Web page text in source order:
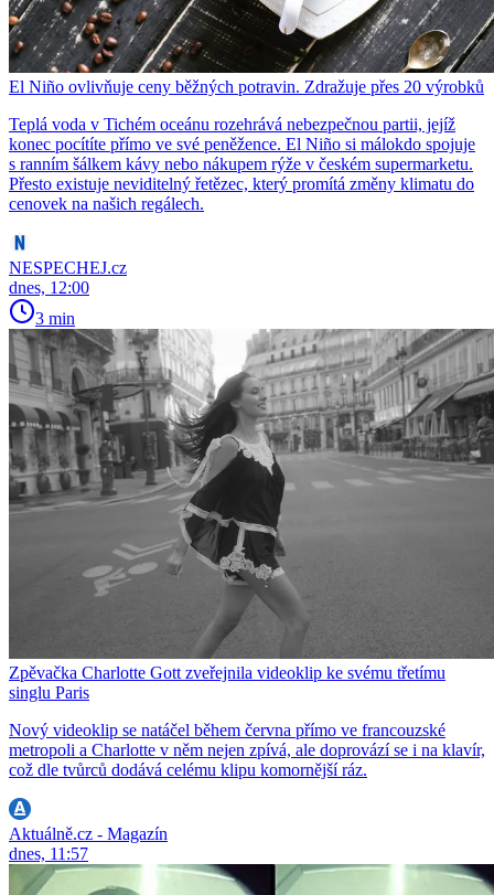
El Niño ovlivňuje ceny běžných potravin. Zdražuje přes 20 výrobků
Teplá voda v Tichém oceánu rozehrává nebezpečnou partii, jejíž
konec pocítíte přímo ve své peněžence. El Niño si málokdo spojuje
s ranním šálkem kávy nebo nákupem rýže v českém supermarketu.
Přesto existuje neviditelný řetězec, který promítá změny klimatu do
cenovek na našich regálech.
NESPECHEJ.cz
dnes, 12:00
3 min
Zpěvačka Charlotte Gott zveřejnila videoklip ke svému třetímu
singlu Paris
Nový videoklip se natáčel během června přímo ve francouzské
metropoli a Charlotte v něm nejen zpívá, ale doprovází se i na klavír,
což dle tvůrců dodává celému klipu komornější ráz.
Aktuálně.cz - Magazín
dnes, 11:57